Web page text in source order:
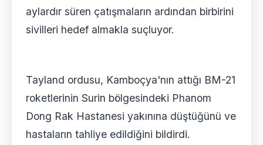
aylardır süren çatışmaların ardından birbirini
sivilleri hedef almakla suçluyor.
Tayland ordusu, Kamboçya'nın attığı BM-21
roketlerinin Surin bölgesindeki Phanom
Dong Rak Hastanesi yakınına düştüğünü ve
hastaların tahliye edildiğini bildirdi.